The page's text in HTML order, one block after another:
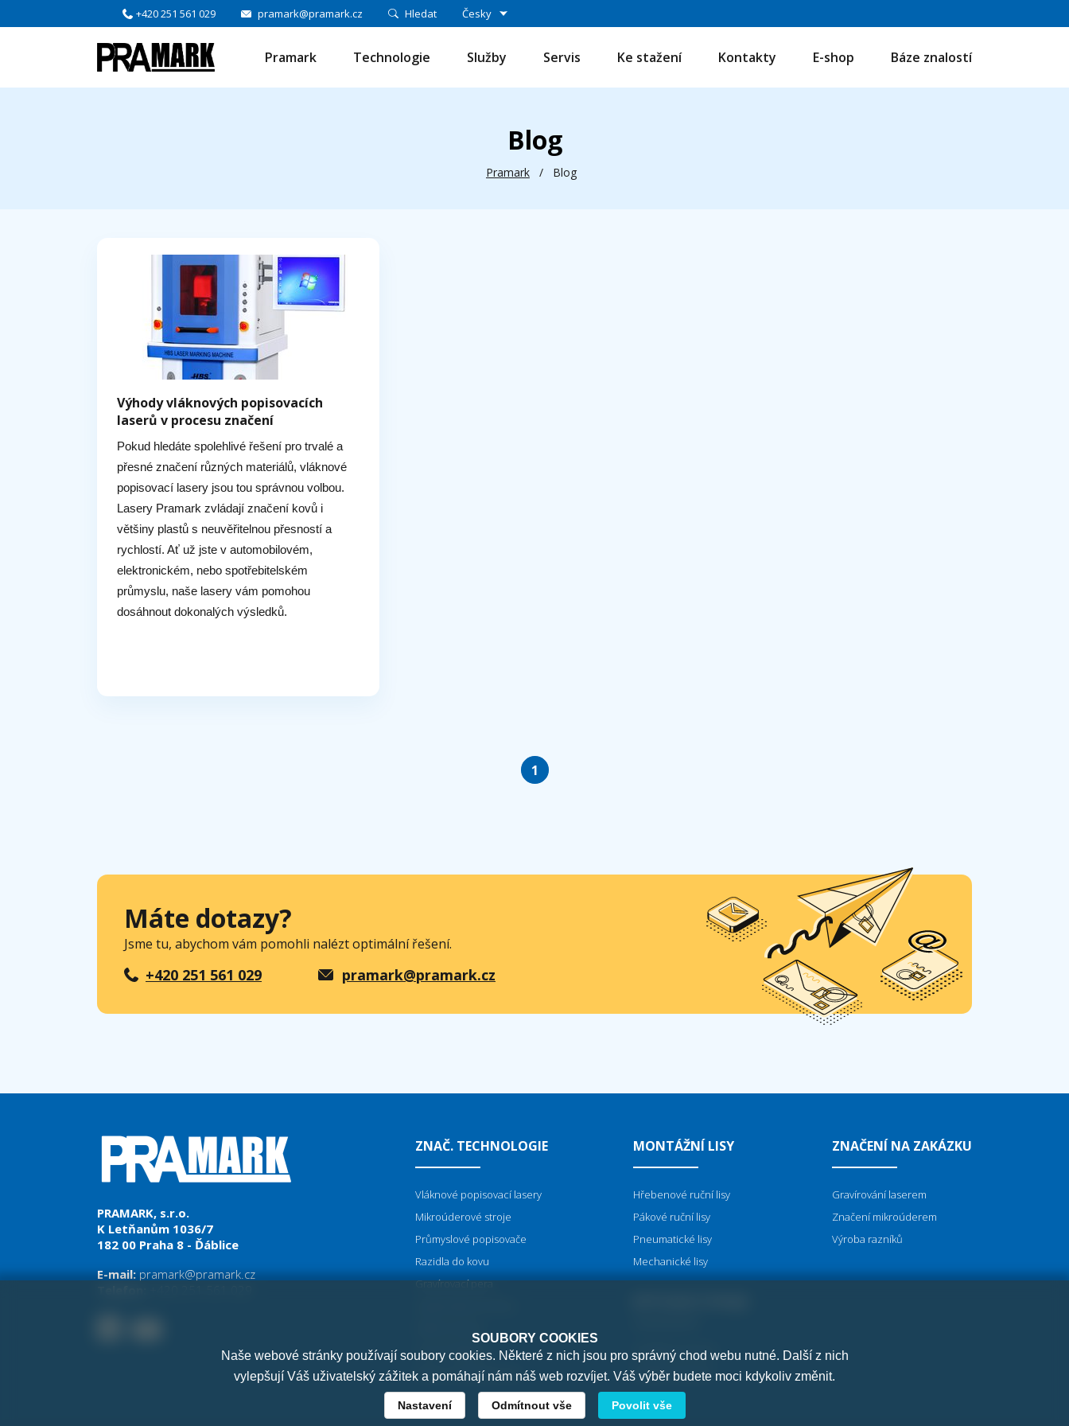
+420 251 561 029 pramark@pramark.cz Hledat Česky
Pramark Technologie Služby Servis Ke stažení Kontakty E-shop Báze znalostí
Blog
Pramark / Blog
Výhody vláknových popisovacích
laserů v procesu značení
Pokud hledáte spolehlivé řešení pro trvalé a
přesné značení různých materiálů, vláknové
popisovací lasery jsou tou správnou volbou.
Lasery Pramark zvládají značení kovů i
většiny plastů s neuvěřitelnou přesností a
rychlostí. Ať už jste v automobilovém,
elektronickém, nebo spotřebitelském
průmyslu, naše lasery vám pomohou
dosáhnout dokonalých výsledků.
1
Máte dotazy?
Jsme tu, abychom vám pomohli nalézt optimální řešení.
+420 251 561 029 pramark@pramark.cz
PRAMARK, s.r.o.
K Letňanům 1036/7
182 00 Praha 8 - Ďáblice
E-mail: pramark@pramark.cz
ZNAČ. TECHNOLOGIE
Vláknové popisovací lasery
Mikroúderové stroje
Průmyslové popisovače
Razidla do kovu
Gravírovací pera
Kovové šablony
Razicí a odvalovací lisy
MONTÁŽNÍ LISY
Hřebenové ruční lisy
Pákové ruční lisy
Pneumatické lisy
Mechanické lisy
Orbitální nýtování
Radiální nýtování
ZNAČENÍ NA ZAKÁZKU
Gravírování laserem
Značení mikroúderem
Výroba razníků
SOUBORY COOKIES
Naše webové stránky používají soubory cookies. Některé z nich jsou pro správný chod webu nutné. Další z nich
vylepšují Váš uživatelský zážitek a pomáhají nám náš web rozvíjet. Váš výběr budete moci kdykoliv změnit.
Nastavení Odmítnout vše Povolit vše